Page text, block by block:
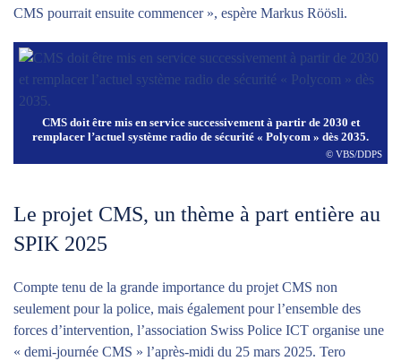
CMS pourrait ensuite commencer », espère Markus Röösli.
CMS doit être mis en service successivement à partir de 2030 et
remplacer l’actuel système radio de sécurité « Polycom » dès 2035.
© VBS/DDPS
Le projet CMS, un thème à part entière au
SPIK 2025
Compte tenu de la grande importance du projet CMS non
seulement pour la police, mais également pour l’ensemble des
forces d’intervention, l’association Swiss Police ICT organise une
« demi-journée CMS » l’après-midi du 25 mars 2025. Tero